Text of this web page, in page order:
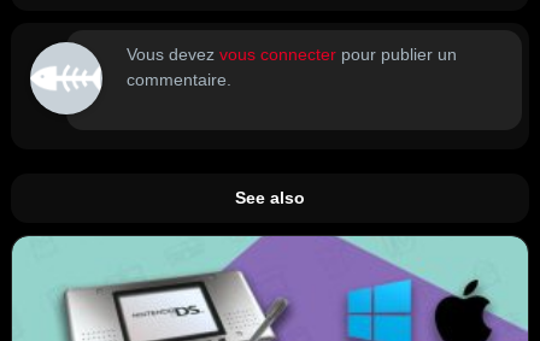
Vous devez vous connecterpour publier un
commentaire.
See also